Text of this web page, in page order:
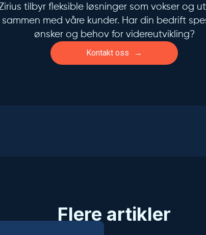
tilbyr fleksible løsninger som vokser og
sammen med våre kunder. Har din bedrift
ønsker og behov for videreutvikling?
Kontakt oss
Flere artikler